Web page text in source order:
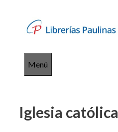
contenido
Menú
Iglesia católica